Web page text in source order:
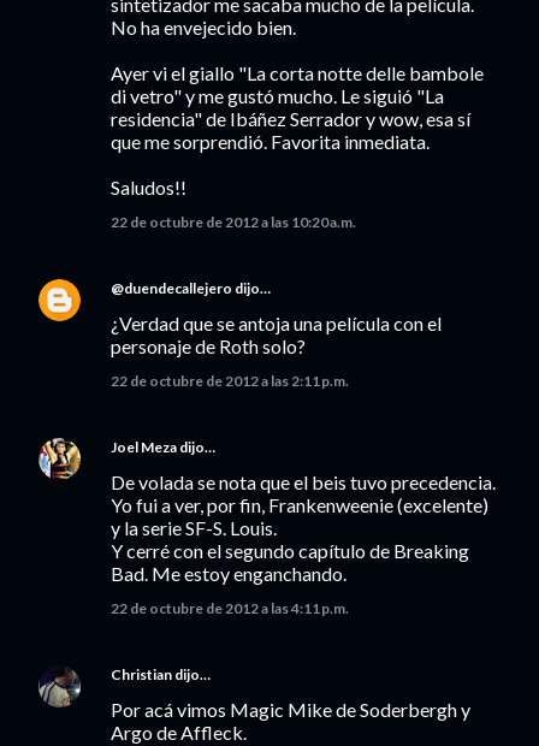
sintetizador me sacaba mucho de la película.
No ha envejecido bien.
Ayer vi el giallo "La corta notte delle bambole
di vetro" y me gustó mucho. Le siguió "La
residencia" de Ibáñez Serrador y wow, esa sí
que me sorprendió. Favorita inmediata.
Saludos!!
22 de octubre de 2012 a las 10:20 a.m.
@duendecallejero dijo…
¿Verdad que se antoja una película con el
personaje de Roth solo?
22 de octubre de 2012 a las 2:11 p.m.
Joel Meza dijo…
De volada se nota que el beis tuvo precedencia.
Yo fui a ver, por fin, Frankenweenie (excelente)
y la serie SF-S. Louis.
Y cerré con el segundo capítulo de Breaking
Bad. Me estoy enganchando.
22 de octubre de 2012 a las 4:11 p.m.
Christian dijo…
Por acá vimos Magic Mike de Soderbergh y
Argo de Affleck.